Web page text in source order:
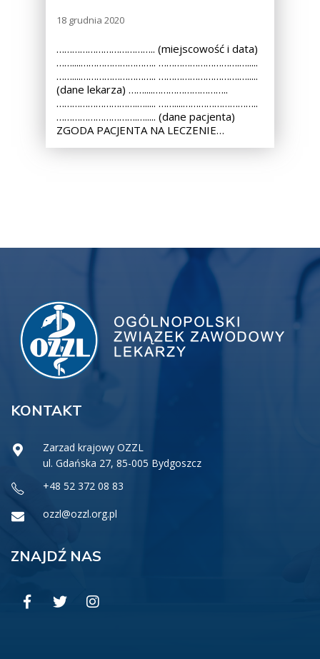
18 grudnia 2020
……………………………….. (miejscowość i data)
……....……………………….. ………………………….….....
……....……………………….. ………………………….….....
(dane lekarza) ……....………………………..
………………………….…..... ……....………………………..
………………………….…..... (dane pacjenta)
ZGODA PACJENTA NA LECZENIE…
KONTAKT
Zarzad krajowy OZZL
ul. Gdańska 27, 85-005 Bydgoszcz
+48 52 372 08 83
ozzl@ozzl.org.pl
ZNAJDŹ NAS